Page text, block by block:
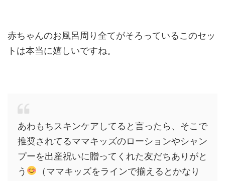
赤ちゃんのお風呂周り全てがそろっているこのセッ
トは本当に嬉しいですね。
あわもちスキンケアしてると言ったら、そこで
推奨されてるママキッズのローションやシャン
プーを出産祝いに贈ってくれた友だちありがと
う
（ママキッズをラインで揃えるとかなり